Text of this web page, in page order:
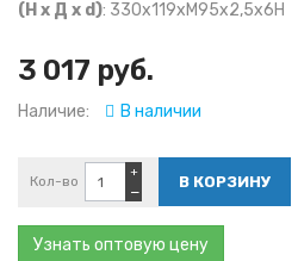
(Н х Д х d): 330x119xM95x2,5x6H
3 017 руб.
Наличие: В наличии
Кол-во
−
+
Узнать оптовую цену